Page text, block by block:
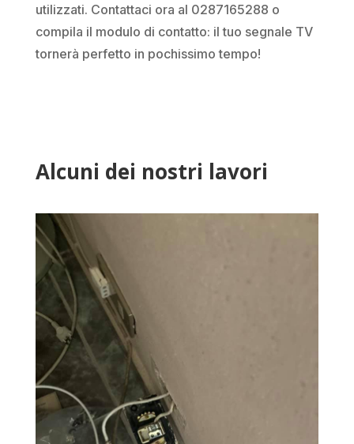
utilizzati. Contattaci ora al 0287165288 o
compila il modulo di contatto: il tuo segnale TV
tornerà perfetto in pochissimo tempo!
Alcuni dei nostri lavori